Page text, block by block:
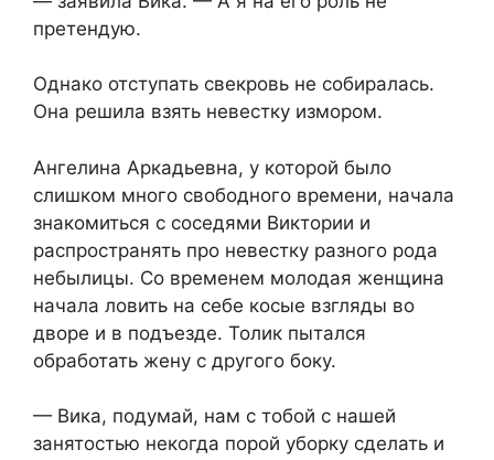
претендую.
Однако отступать свекровь не собиралась.
Она решила взять невестку измором.
Ангелина Аркадьевна, у которой было
слишком много свободного времени, начала
знакомиться с соседями Виктории и
распространять про невестку разного рода
небылицы. Со временем молодая женщина
начала ловить на себе косые взгляды во
дворе и в подъезде. Толик пытался
обработать жену с другого боку.
— Вика, подумай, нам с тобой с нашей
занятостью некогда порой уборку сделать и